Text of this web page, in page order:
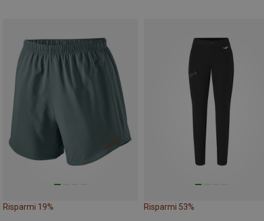
Risparmi 19% Risparmi 53%